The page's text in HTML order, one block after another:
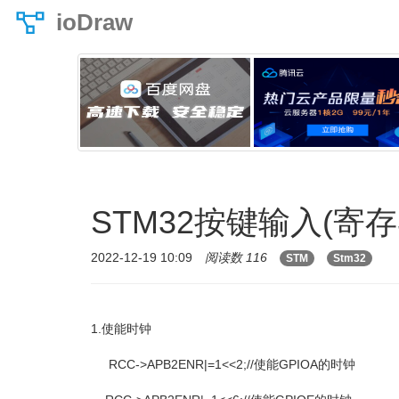
ioDraw
STM32按键输入(寄
2022-12-19 10:09 阅读数 116 STM Stm32
1.使能时钟
RCC->APB2ENR|=1<<2;//使能GPIOA的时钟